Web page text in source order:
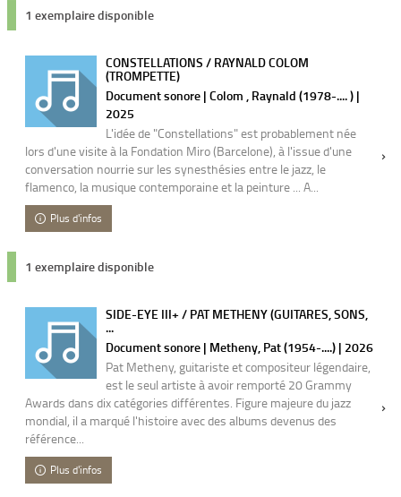
1 exemplaire disponible
CONSTELLATIONS / RAYNALD COLOM
(TROMPETTE)
Document sonore | Colom , Raynald (1978-.... ) |
2025
L'idée de "Constellations" est probablement née
lors d'une visite à la Fondation Miro (Barcelone), à l'issue d'une
conversation nourrie sur les synesthésies entre le jazz, le
flamenco, la musique contemporaine et la peinture ... A...
Plus d'infos
1 exemplaire disponible
SIDE-EYE III+ / PAT METHENY (GUITARES, SONS,
...
Document sonore | Metheny, Pat (1954-....) | 2026
Pat Metheny, guitariste et compositeur légendaire,
est le seul artiste à avoir remporté 20 Grammy
Awards dans dix catégories différentes. Figure majeure du jazz
mondial, il a marqué l'histoire avec des albums devenus des
référence...
Plus d'infos